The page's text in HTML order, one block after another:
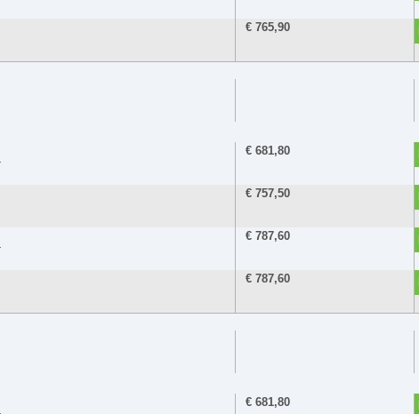
€765,90
€681,80
€757,50
€787,60
€787,60
€681,80